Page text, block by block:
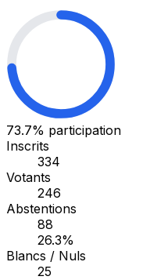
73.7% participation
Inscrits
334
Votants
246
Abstentions
88
26.3%
Blancs / Nuls
25